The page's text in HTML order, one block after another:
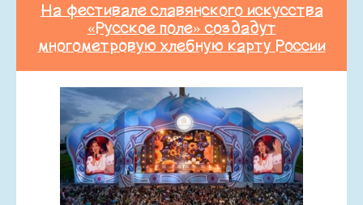
На фестивале славянского искусства
«Русское поле» создадут
многометровую хлебную карту России